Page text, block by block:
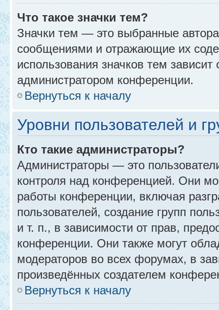
Что такое значки тем?
Значки тем — это выбранные
сообщениями и отражающие их
использования значков тем
администратором конференции.
Вернуться к началу
Уровни пользователей и
Кто такие администраторы?
Администраторы — это
контроля над конференцией. Они
работы конференции, включая
пользователей, создание групп
и т. п., в зависимости от прав,
конференции. Они также могут
модераторов во всех форумах, в
произведённых создателем
Вернуться к началу